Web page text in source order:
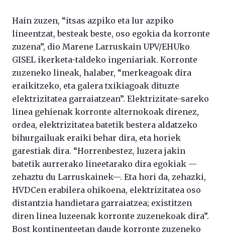
Hain zuzen, “itsas azpiko eta lur azpiko
lineentzat, besteak beste, oso egokia da korronte
zuzena”, dio Marene Larruskain UPV/EHUko
GISEL ikerketa-taldeko ingeniariak. Korronte
zuzeneko lineak, halaber, “merkeagoak dira
eraikitzeko, eta galera txikiagoak dituzte
elektrizitatea garraiatzean”. Elektrizitate-sareko
linea gehienak korronte alternokoak direnez,
ordea, elektrizitatea batetik bestera aldatzeko
bihurgailuak eraiki behar dira, eta horiek
garestiak dira. “Horrenbestez, luzera jakin
batetik aurrerako lineetarako dira egokiak —
zehaztu du Larruskainek—. Eta hori da, zehazki,
HVDCen erabilera ohikoena, elektrizitatea oso
distantzia handietara garraiatzea; existitzen
diren linea luzeenak korronte zuzenekoak dira”.
Bost kontinenteetan daude korronte zuzeneko